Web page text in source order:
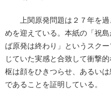
上関原発問題は２７年を過
めを迎えている。本紙の「祝
ば原発は終わり」というスク
じていた実感と合致して衝撃
枢は顔をひきつらせ、あるい
であることを証明している。